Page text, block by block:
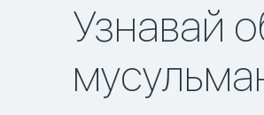
Узнавай